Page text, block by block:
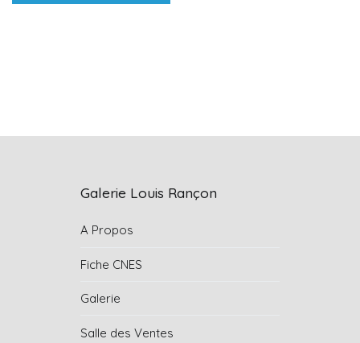
Galerie Louis Rançon
A Propos
Fiche CNES
Galerie
Salle des Ventes